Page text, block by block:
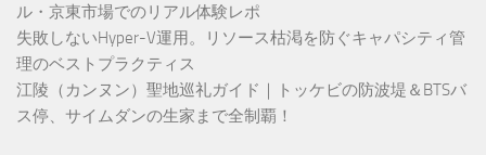
ル・京東市場でのリアル体験レポ
失敗しないHyper-V運用。リソース枯渇を防ぐキャパシティ管
理のベストプラクティス
江陵（カンヌン）聖地巡礼ガイド｜トッケビの防波堤＆BTSバ
ス停、サイムダンの生家まで全制覇！